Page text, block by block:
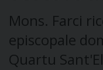
Mons. Farci
episcopale
Quartu